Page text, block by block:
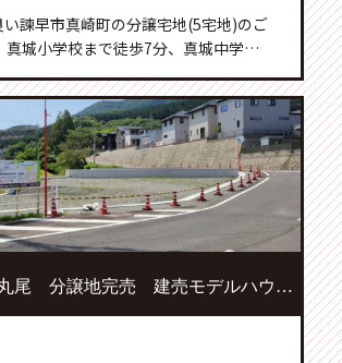
い諫早市真崎町の分譲宅地(5宅地)のご
真城小学校まで徒歩7分、真城中学校
便利地です。 徳永建設(株)の建築条
として販売いたします。 […]
尾 分譲地完売 建売モデルハウス建築中